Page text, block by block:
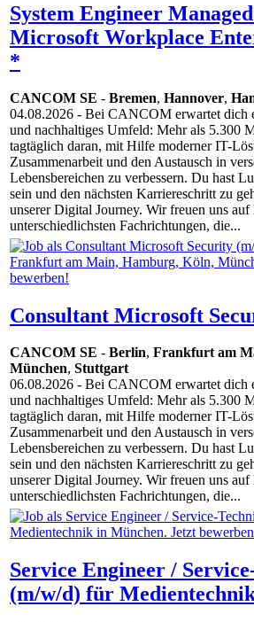
System Engineer
Microsoft Workplace
*
CANCOM SE - Bremen, Hannover,
04.08.2026 - Bei CANCOM erwartet dich
und nachhaltiges Umfeld: Mehr als 5.300
tagtäglich daran, mit Hilfe moderner IT-
Zusammenarbeit und den Austausch in
Lebensbereichen zu verbessern. Du hast
sein und den nächsten Karriereschritt zu
unserer Digital Journey. Wir freuen uns auf
unterschiedlichsten Fachrichtungen, die...
Consultant Microsoft
CANCOM SE - Berlin, Frankfurt am
München, Stuttgart
06.08.2026 - Bei CANCOM erwartet dich
und nachhaltiges Umfeld: Mehr als 5.300
tagtäglich daran, mit Hilfe moderner IT-
Zusammenarbeit und den Austausch in
Lebensbereichen zu verbessern. Du hast
sein und den nächsten Karriereschritt zu
unserer Digital Journey. Wir freuen uns auf
unterschiedlichsten Fachrichtungen, die...
Service Engineer /
(m/w/d) für